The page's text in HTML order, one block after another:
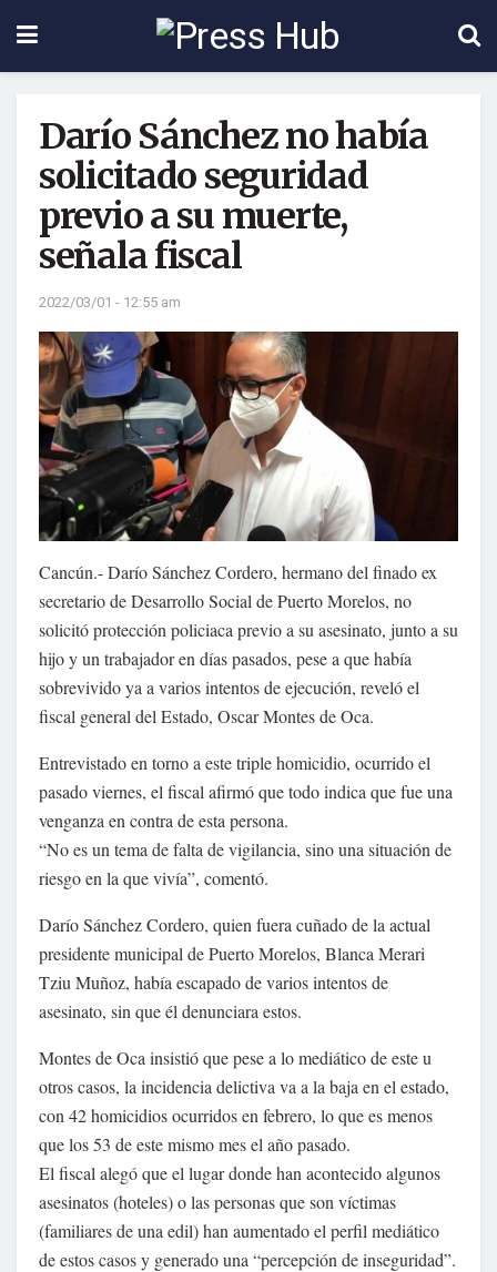
Darío Sánchez no había
solicitado seguridad
previo a su muerte,
señala fiscal
2022/03/01 - 12:55 am
Cancún.- Darío Sánchez Cordero, hermano del finado ex
secretario de Desarrollo Social de Puerto Morelos, no
solicitó protección policiaca previo a su asesinato, junto a su
hijo y un trabajador en días pasados, pese a que había
sobrevivido ya a varios intentos de ejecución, reveló el
fiscal general del Estado, Oscar Montes de Oca.
Entrevistado en torno a este triple homicidio, ocurrido el
pasado viernes, el fiscal afirmó que todo indica que fue una
venganza en contra de esta persona.
“No es un tema de falta de vigilancia, sino una situación de
riesgo en la que vivía”, comentó.
Darío Sánchez Cordero, quien fuera cuñado de la actual
presidente municipal de Puerto Morelos, Blanca Merari
Tziu Muñoz, había escapado de varios intentos de
asesinato, sin que él denunciara estos.
Montes de Oca insistió que pese a lo mediático de este u
otros casos, la incidencia delictiva va a la baja en el estado,
con 42 homicidios ocurridos en febrero, lo que es menos
que los 53 de este mismo mes el año pasado.
El fiscal alegó que el lugar donde han acontecido algunos
asesinatos (hoteles) o las personas que son víctimas
(familiares de una edil) han aumentado el perfil mediático
de estos casos y generado una “percepción de inseguridad”.